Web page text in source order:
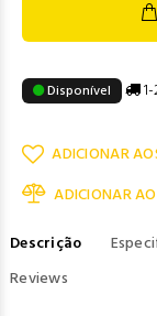
Disponível
ADICIONAR
ADICIONAR
Descrição
Reviews